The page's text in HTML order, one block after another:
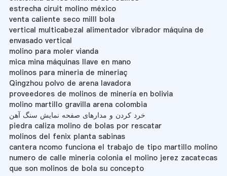
estrecha ciruit molino méxico
venta caliente seco milll bola
vertical multicabezal alimentador vibrador máquina de
envasado vertical
molino para moler vianda
mica mina máquinas llave en mano
molinos para mineria de mineriaç
Qingzhou polvo de arena lavadora
proveedores de molinos de minería en bolivia
molino martillo gravilla arena colombia
خرد کردن و مدارهای صفحه نمایش سنگ آهن
piedra caliza molino de bolas por rescatar
molinos del fenix planta sabinas
cantera ncomo funciona el trabajo de tipo martillo molino
numero de calle mineria colonia el molino jerez zacatecas
que son molinos de bola su concepto